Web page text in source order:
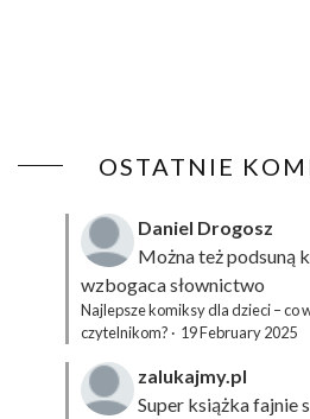
OSTATNIE
Daniel Drogosz
Można też podsuną
wzbogaca słownictwo
Najlepsze komiksy dla dzieci – co
czytelnikom? · 19 February 2025
zalukajmy.pl
Super książka fajnie